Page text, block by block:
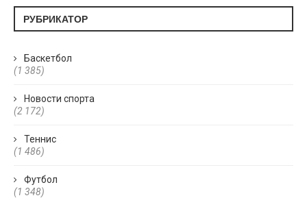
РУБРИКАТОР
Баскетбол
(1 385)
Новости спорта
(2 172)
Теннис
(1 486)
Футбол
(1 348)